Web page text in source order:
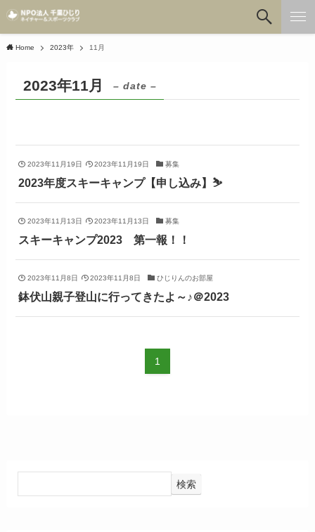
Home 2023年 11月
2023年11月 – date –
2023年11月19日 2023年11月19日 募集
2023年度スキーキャンプ【申し込み】⛷
2023年11月13日 2023年11月13日 募集
スキーキャンプ2023 第一報！！
2023年11月8日 2023年11月8日 ひじりんのお部屋
鉢伏山親子登山に行ってきたよ～♪＠2023
1
検索